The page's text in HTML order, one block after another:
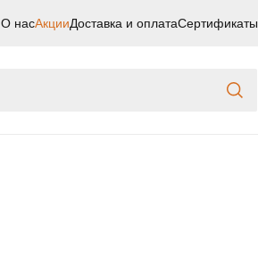
О насАкцииДоставка и оплатаСертификаты